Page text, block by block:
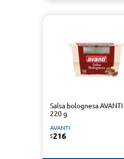
Salsa bolognesa AVANTI
220 g
AVANTI
$216